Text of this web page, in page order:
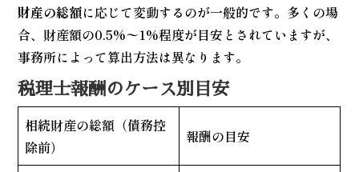
財産の総額に応じて変動するのが一般的です。多くの場
合、財産額の0.5%〜1%程度が目安とされていますが、
事務所によって算出方法は異なります。
税理士報酬のケース別目安
相続財産の総額（債務控
除前）
報酬の目安